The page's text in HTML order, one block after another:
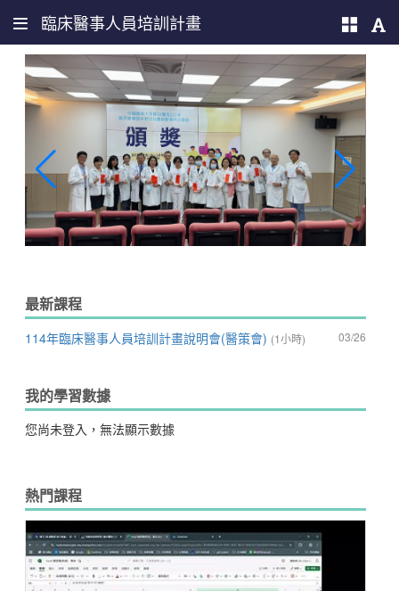
臨床醫事人員培訓計畫
最新課程
03/26
114年臨床醫事人員培訓計畫說明會(醫策會) (1小時)
我的學習數據
您尚未登入，無法顯示數據
熱門課程